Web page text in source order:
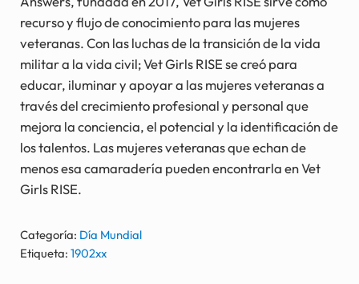
recurso y flujo de conocimiento para las mujeres
veteranas. Con las luchas de la transición de la vida
militar a la vida civil; Vet Girls RISE se creó para
educar, iluminar y apoyar a las mujeres veteranas a
través del crecimiento profesional y personal que
mejora la conciencia, el potencial y la identificación de
los talentos. Las mujeres veteranas que echan de
menos esa camaradería pueden encontrarla en Vet
Girls RISE.
Categoría: Día Mundial
Etiqueta: 1902xx